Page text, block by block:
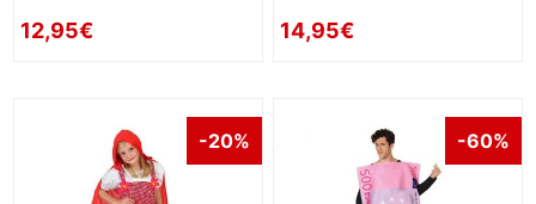
12,95€ 14,95€
-20% -60%